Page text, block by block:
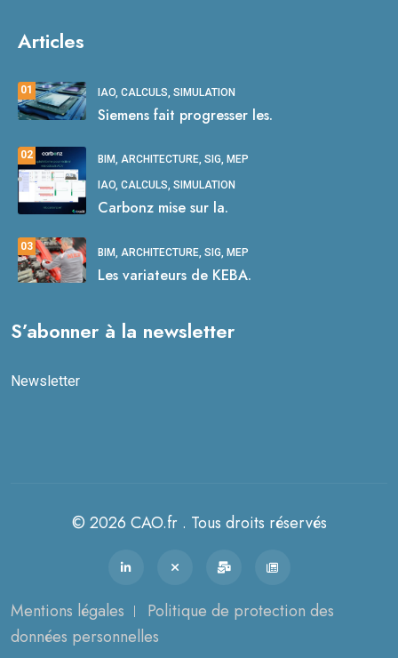
Articles
01 IAO, CALCULS, SIMULATION
Siemens fait progresser les.
02 BIM, ARCHITECTURE, SIG, MEP
IAO, CALCULS, SIMULATION
Carbonz mise sur la.
03 BIM, ARCHITECTURE, SIG, MEP
Les variateurs de KEBA.
S’abonner à la newsletter
Newsletter
© 2026 CAO.fr . Tous droits réservés
Mentions légales
Politique de protection des
données personnelles